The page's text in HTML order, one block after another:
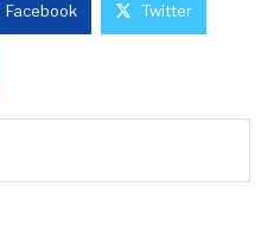
Facebook Twitter